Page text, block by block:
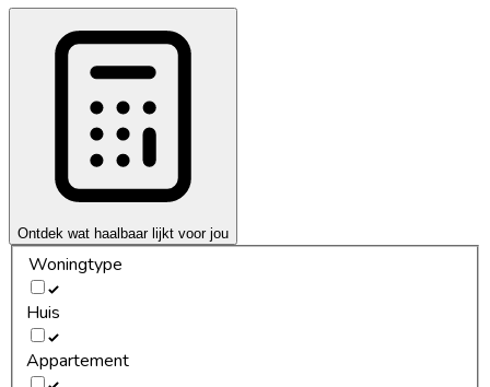
Ontdek wat haalbaar lijkt voor jou
Woningtype
Huis
Appartement